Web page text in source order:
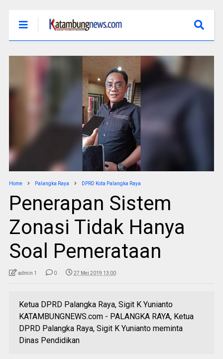
Home Palangka Raya DPRD Kota Palangka Raya
Penerapan Sistem
Zonasi Tidak Hanya
Soal Pemerataan
admin 1 0 27 Mei 2019 13:00
Ketua DPRD Palangka Raya, Sigit K Yunianto
KATAMBUNGNEWS.com - PALANGKA RAYA, Ketua
DPRD Palangka Raya, Sigit K Yunianto meminta
Dinas Pendidikan